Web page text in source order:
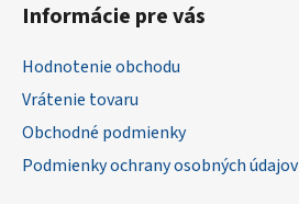
Informácie pre vás
Hodnotenie obchodu
Vrátenie tovaru
Obchodné podmienky
Podmienky ochrany osobných údajov